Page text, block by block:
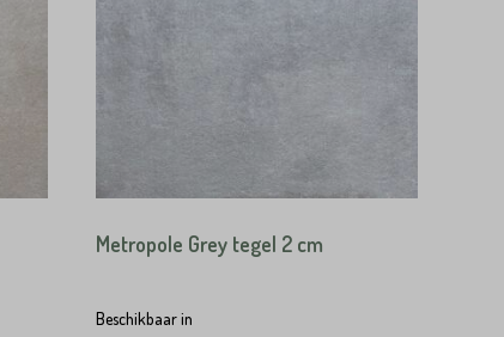
Metropole Grey tegel 2 cm
Beschikbaar in